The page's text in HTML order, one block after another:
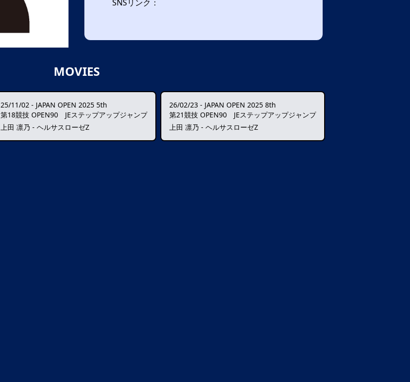
SNSリンク：
MOVIES
25/11/02 - JAPAN OPEN 2025 5th
第18競技 OPEN90 JEステップアップジャンプ
上田 凛乃 - ヘルサスローゼZ
26/02/23 - JAPAN OPEN 2025 8th
第21競技 OPEN90 JEステップアップジャンプ
上田 凛乃 - ヘルサスローゼZ